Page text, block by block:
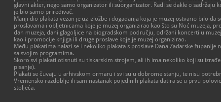
glavni akter, nego samo organizator ili suorganizator. Radi se dakle o sadržaju
je bio samo priređivač.
Manji dio plakata vezan je uz izložbe i događanja koja je muzej ostvario bilo da
proslavama i obljetnicama koje je muzej organizirao kao što su Noć muzeja,
dan muzeja, dani glagoljice na biogradskom području, održani koncerti u
kao i promocije knjiga ili druge proslave koje je muzej organizirao.
Među plakatima nalazi se i nekoliko plakata s proslave Dana Zadarske
sa svojim programima.
Skoro svi plakati otisnuti su tiskarskim strojem, ali ih ima nekoliko koji su
pisanje).
Plakati se čuvaju u arhivskom ormaru i svi su u dobrome stanju, te nisu
Vremensko razdoblje ili sam nastanak pojedinih plakata datira se u prvu
stoljeća.